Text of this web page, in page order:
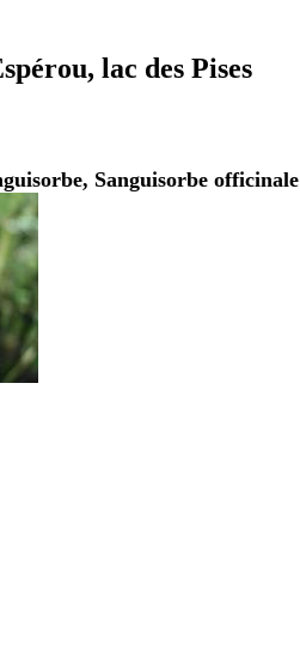
lac des Pises
Sanguisorbe officinale